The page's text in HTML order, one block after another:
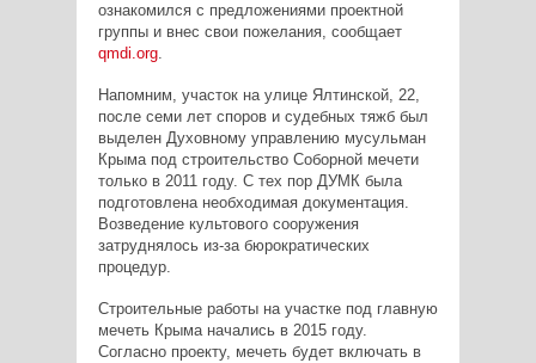
ознакомился с предложениями проектной
группы и внес свои пожелания, сообщает
qmdi.org.
Напомним, участок на улице Ялтинской, 22,
после семи лет споров и судебных тяжб был
выделен Духовному управлению мусульман
Крыма под строительство Соборной мечети
только в 2011 году. С тех пор ДУМК была
подготовлена необходимая документация.
Возведение культового сооружения
затруднялось из-за бюрократических
процедур.
Строительные работы на участке под главную
мечеть Крыма начались в 2015 году.
Согласно проекту, мечеть будет включать в